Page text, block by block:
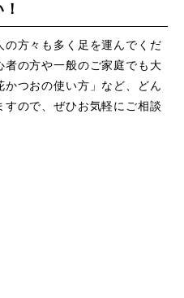
方々も多く足を運んでくだ
の方や一般のご家庭でも大
つおの使い方」など、どん
ので、ぜひお気軽にご相談